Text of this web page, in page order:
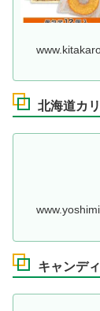
北海道カ
キャンデ